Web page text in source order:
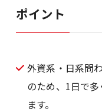
ポイント
外資系・日系問
のため、1日で
ます。